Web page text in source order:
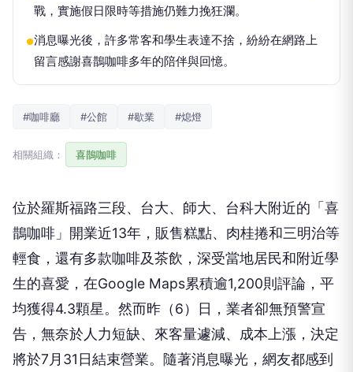
戰，實施假日限時等措施仍難力挽狂瀾。
●消息曝光後，許多常客和學生表達不捨，紛紛在網路上
留言感謝喜鵲咖啡多年的陪伴與回憶。
#咖啡廳 #公館 #歇業 #熄燈
相關組織： 喜鵲咖啡
位於羅斯福路三段、台大、師大、台科大附近的「喜
鵲咖啡」開業近13年，販售糕點、肉桂捲和三明治等
輕食，還有多款咖啡及茶飲，深受當地居民和附近學
生的喜愛，在Google Maps累積逾1,200則評論，平
均獲得4.3顆星。然而昨（6）日，業者卻無預警宣
告，無奈於人力短缺、來客量遽減、成本上漲，決定
將於7月31日結束營業。隨著消息曝光，網友都感到